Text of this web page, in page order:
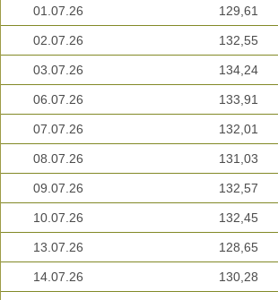
01.07.26 129,61
02.07.26 132,55
03.07.26 134,24
06.07.26 133,91
07.07.26 132,01
08.07.26 131,03
09.07.26 132,57
10.07.26 132,45
13.07.26 128,65
14.07.26 130,28